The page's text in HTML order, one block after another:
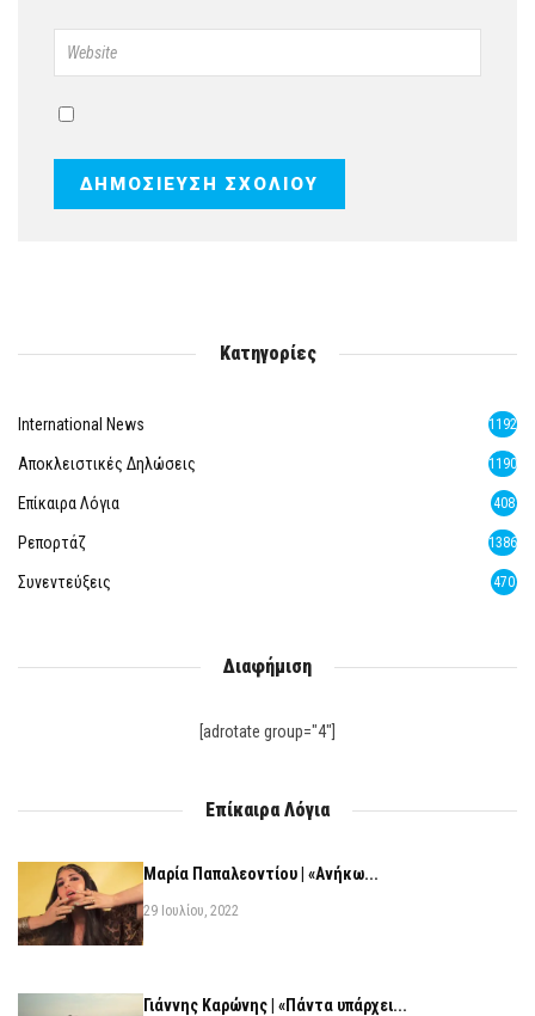
Κατηγορίες
International News 1192
Αποκλειστικές Δηλώσεις 1190
Επίκαιρα Λόγια 408
Ρεπορτάζ 1386
Συνεντεύξεις 470
Διαφήμιση
[adrotate group="4"]
Επίκαιρα Λόγια
Μαρία Παπαλεοντίου | «Ανήκω...
29 Ιουλίου, 2022
Γιάννης Καρώνης | «Πάντα υπάρχει...